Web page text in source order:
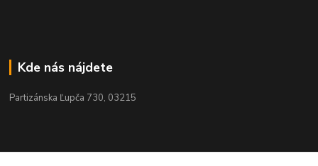
Kde nás nájdete
Partizánska Ľupča 730, 03215